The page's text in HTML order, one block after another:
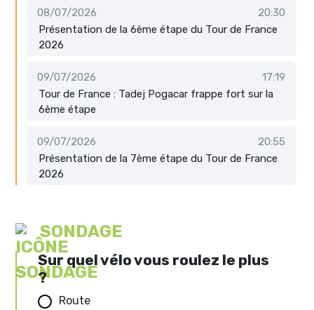
08/07/2026
20:30
Présentation de la 6ème étape du Tour de France
2026
09/07/2026
17:19
Tour de France : Tadej Pogacar frappe fort sur la
6ème étape
09/07/2026
20:55
Présentation de la 7ème étape du Tour de France
2026
SONDAGE
Sur quel vélo vous roulez le plus
?
Route